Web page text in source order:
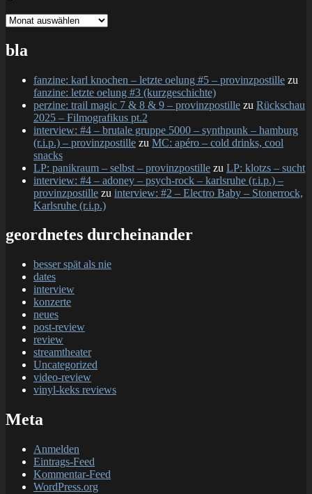
gesamtschau
bla
fanzine: karl knochen – letzte oelung #5 – provinzpostille zu
fanzine: letzte oelung #3 (kurzgeschichte)
perzine: trail magic 7 & 8 & 9 – provinzpostille zu Rückschau
2025 – Filmografikus pt.2
interview: #4 – brutale gruppe 5000 – synthpunk – hamburg
(r.i.p.) – provinzpostille zu MC: apéro – cold drinks, cool
snacks
LP: panikraum – selbst – provinzpostille zu LP: klotzs – sucht
interview: #4 – adoney – psych-rock – karlsruhe (r.i.p.) –
provinzpostille zu interview: #2 – Electro Baby – Stonerrock,
Karlsruhe (r.i.p.)
geordnetes durcheinander
besser spät als nie
dates
interview
konzerte
neues
post-review
review
streamtheater
Uncategorized
video-review
vinyl-keks reviews
Meta
Anmelden
Eintrags-Feed
Kommentar-Feed
WordPress.org